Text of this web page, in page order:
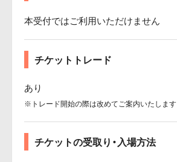
本受付ではご利用いただけません
チケットトレード
あり
※トレード開始の際は改めてご案内いたします
チケットの受取り・入場方法